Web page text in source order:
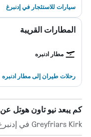
سيارات للاستئجار في إدنبرغ
المطارات القريبة
مطار ادنبره
رحلات طيران إلى مطار ادنبره
كم يبعد نيو تاون هوتل عن Greyfriars Kirk؟
Greyfriars Kirk في إدنبرغ على بعد 1 كم من نيو تاون هوتل.